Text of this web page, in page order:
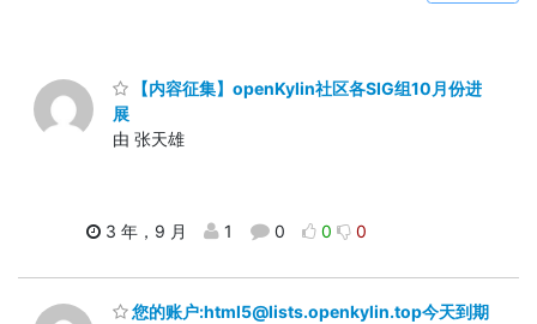
【内容征集】openKylin社区各SIG组10月份进
展
由 张天雄
3 年，9 月 1 0 0 0
您的账户:html5@lists.openkylin.top今天到期